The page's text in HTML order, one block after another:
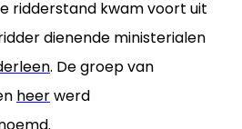
ridderstand kwam voort uit
dienende ministerialen
. De groep van
heerwerd